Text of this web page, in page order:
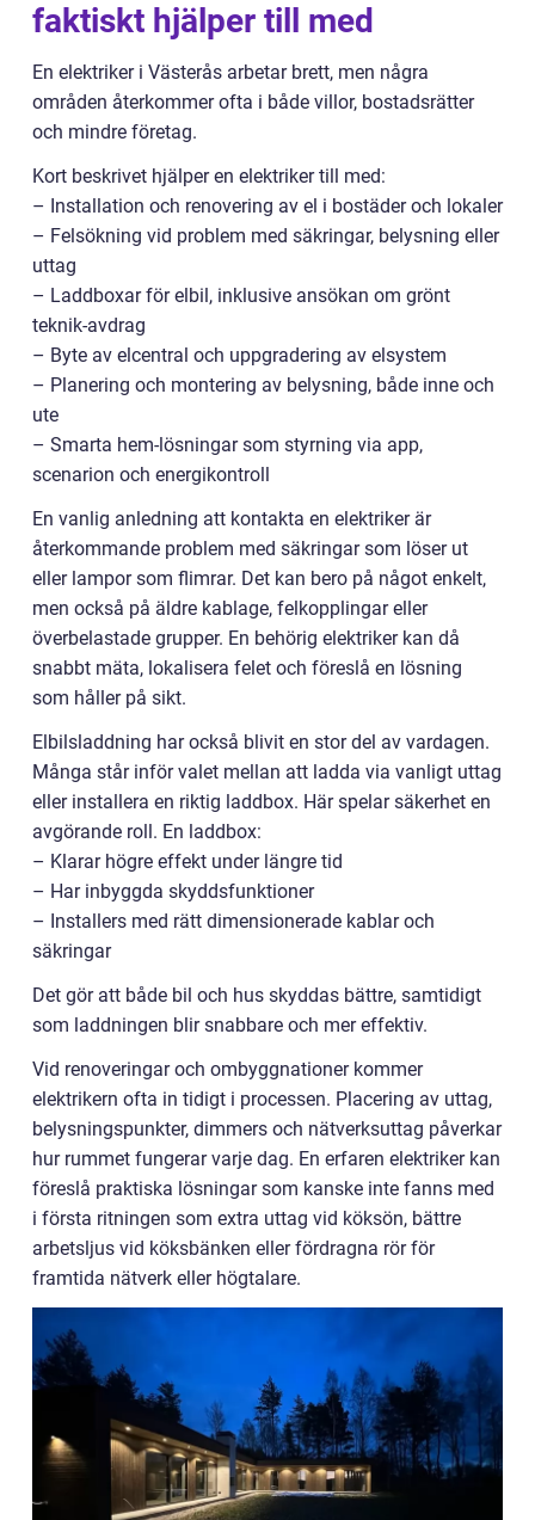
faktiskt hjälper till med
En elektriker i Västerås arbetar brett, men några
områden återkommer ofta i både villor, bostadsrätter
och mindre företag.
Kort beskrivet hjälper en elektriker till med:
– Installation och renovering av el i bostäder och lokaler
– Felsökning vid problem med säkringar, belysning eller
uttag
– Laddboxar för elbil, inklusive ansökan om grönt
teknik-avdrag
– Byte av elcentral och uppgradering av elsystem
– Planering och montering av belysning, både inne och
ute
– Smarta hem-lösningar som styrning via app,
scenarion och energikontroll
En vanlig anledning att kontakta en elektriker är
återkommande problem med säkringar som löser ut
eller lampor som flimrar. Det kan bero på något enkelt,
men också på äldre kablage, felkopplingar eller
överbelastade grupper. En behörig elektriker kan då
snabbt mäta, lokalisera felet och föreslå en lösning
som håller på sikt.
Elbilsladdning har också blivit en stor del av vardagen.
Många står inför valet mellan att ladda via vanligt uttag
eller installera en riktig laddbox. Här spelar säkerhet en
avgörande roll. En laddbox:
– Klarar högre effekt under längre tid
– Har inbyggda skyddsfunktioner
– Installers med rätt dimensionerade kablar och
säkringar
Det gör att både bil och hus skyddas bättre, samtidigt
som laddningen blir snabbare och mer effektiv.
Vid renoveringar och ombyggnationer kommer
elektrikern ofta in tidigt i processen. Placering av uttag,
belysningspunkter, dimmers och nätverksuttag påverkar
hur rummet fungerar varje dag. En erfaren elektriker kan
föreslå praktiska lösningar som kanske inte fanns med
i första ritningen som extra uttag vid köksön, bättre
arbetsljus vid köksbänken eller fördragna rör för
framtida nätverk eller högtalare.